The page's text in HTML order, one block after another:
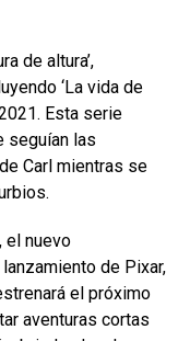
de altura’,
‘La vida de
Esta serie
seguían las
Carl mientras se
el nuevo
de Pixar,
el próximo
aventuras cortas